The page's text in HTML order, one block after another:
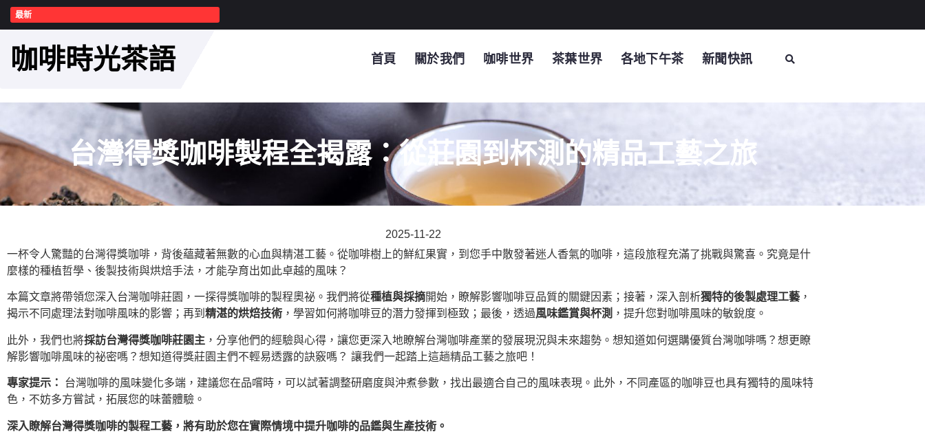
最新
咖啡時光茶語 首頁 關於我們 咖啡世界 茶葉世界 各地下午茶 新聞快訊
台灣得獎咖啡製程全揭露：從莊園到杯測的精品工藝之旅
2025-11-22
一杯令人驚豔的台灣得獎咖啡，背後蘊藏著無數的心血與精湛工藝。從咖啡樹上的鮮紅果實，到您手中散發著迷人香氣的咖啡，這段旅程充滿了挑戰與驚喜。究竟是什
麼樣的種植哲學、後製技術與烘焙手法，才能孕育出如此卓越的風味？
本篇文章將帶領您深入台灣咖啡莊園，一探得獎咖啡的製程奧祕。我們將從種植與採摘開始，瞭解影響咖啡豆品質的關鍵因素；接著，深入剖析獨特的後製處理工藝 ，
揭示不同處理法對咖啡風味的影響；再到 精湛的烘焙技術 ，學習如何將咖啡豆的潛力發揮到極致；最後，透過風味鑑賞與杯測 ，提升您對咖啡風味的敏銳度。
此外，我們也將採訪台灣得獎咖啡莊園主 ，分享他們的經驗與心得，讓您更深入地瞭解台灣咖啡產業的發展現況與未來趨勢。想知道如何選購優質台灣咖啡嗎？想更瞭
解影響咖啡風味的祕密嗎？想知道得獎莊園主們不輕易透露的訣竅嗎？ 讓我們一起踏上這趟精品工藝之旅吧！
專家提示：
台灣咖啡的風味變化多端，建議您在品嚐時，可以試著調整研磨度與沖煮參數，找出最適合自己的風味表現。此外，不同產區的咖啡豆也具有獨特的風味特
色，不妨多方嘗試，拓展您的味蕾體驗。
深入瞭解台灣得獎咖啡的製程工藝，將有助於您在實際情境中提升咖啡的品鑑與生產技術。